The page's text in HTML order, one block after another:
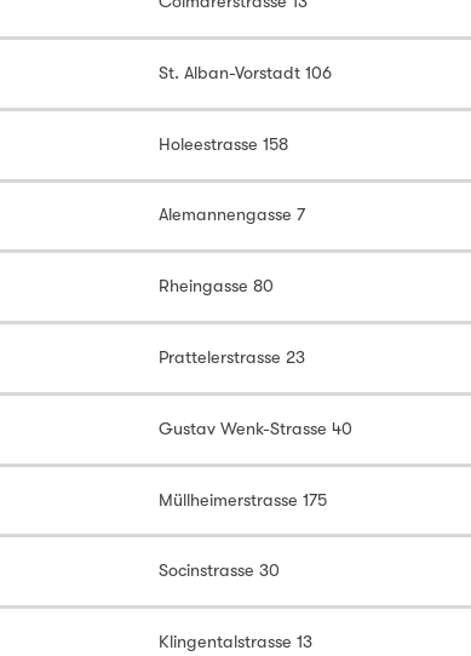
St. Alban-Vorstadt 106
Holeestrasse 158
Alemannengasse 7
Rheingasse 80
Prattelerstrasse 23
Gustav Wenk-Strasse 40
Müllheimerstrasse 175
Socinstrasse 30
Klingentalstrasse 13